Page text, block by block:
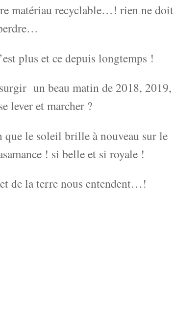
matériau recyclable…! rien ne doit
plus et ce depuis longtemps !
un beau matin de 2018, 2019,
lever et marcher ?
que le soleil brille à nouveau sur le
! si belle et si royale !
de la terre nous entendent…!